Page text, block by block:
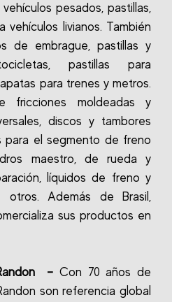
pesados, pastillas,
vehículos livianos. También
de embrague, pastillas y
pastillas para
para trenes y metros.
moldeadas y
discos y tambores
para el segmento de freno
maestro, de rueda y
líquidos de freno y
otros.
Además de Brasil,
sus productos en
–Con 70 años de
son referencia global